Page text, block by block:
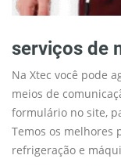
serviços de
Na Xtec você pode
meios de
formulário no site,
Temos os melhores
refrigeração e